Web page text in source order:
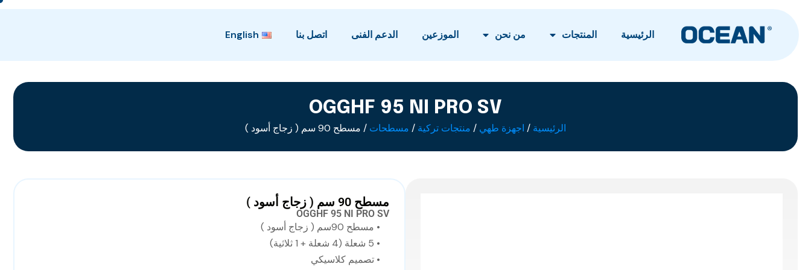
الرئيسية المنتجات من نحن الموزعين الدعم الفنى اتصل بنا English
OGGHF 95 NI PRO SV
الرئيسية / اجهزة طهي / منتجات تركية / مسطحات / مسطح 90 سم ( زجاج أسود )
مسطح 90 سم ( زجاج أسود )
OGGHF 95 NI PRO SV
• مسطح 90سم ( زجاج أسود )
• 5 شعلة (4 شعلة + 1 ثلاثية)
• تصميم كلاسيكي